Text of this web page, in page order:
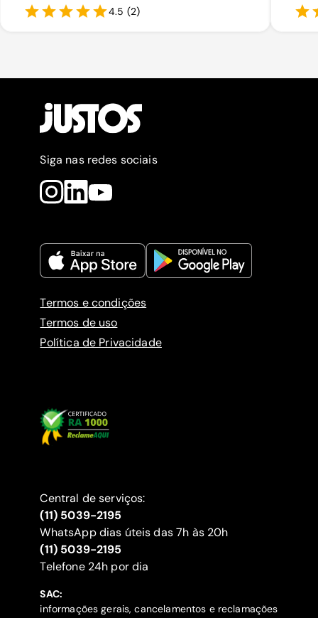
4.5 (2)
Siga nas redes sociais
Termos e condições
Termos de uso
Política de Privacidade
Central de serviços:
(11) 5039-2195
WhatsApp dias úteis das 7h às 20h
(11) 5039-2195
‍Telefone 24h por dia
SAC:
informações gerais, cancelamentos e reclamações